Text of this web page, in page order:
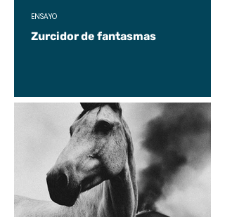
Zurcidor de fantasmas
ENSAYO